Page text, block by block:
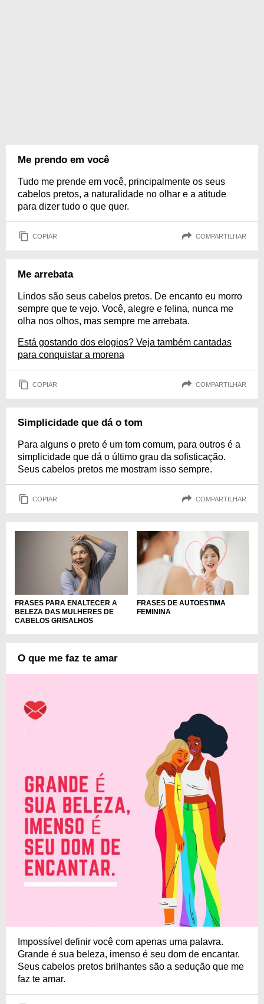
Me prendo em você
Tudo me prende em você, principalmente os seus
cabelos pretos, a naturalidade no olhar e a atitude
para dizer tudo o que quer.
COPIAR COMPARTILHAR
Me arrebata
Lindos são seus cabelos pretos. De encanto eu morro
sempre que te vejo. Você, alegre e felina, nunca me
olha nos olhos, mas sempre me arrebata.
Está gostando dos elogios? Veja também cantadas
para conquistar a morena
COPIAR COMPARTILHAR
Simplicidade que dá o tom
Para alguns o preto é um tom comum, para outros é a
simplicidade que dá o último grau da sofisticação.
Seus cabelos pretos me mostram isso sempre.
COPIAR COMPARTILHAR
FRASES PARA ENALTECER A
BELEZA DAS MULHERES DE
CABELOS GRISALHOS
FRASES DE AUTOESTIMA
FEMININA
O que me faz te amar
Impossível definir você com apenas uma palavra.
Grande é sua beleza, imenso é seu dom de encantar.
Seus cabelos pretos brilhantes são a sedução que me
faz te amar.